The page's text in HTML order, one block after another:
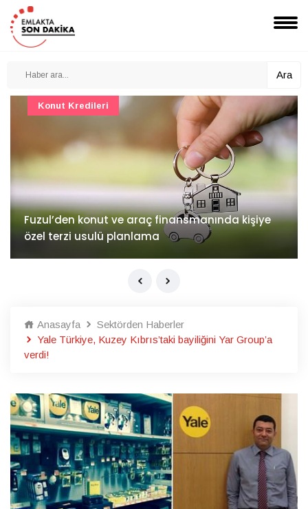
Ara
İv Kandilli'de yaşam yakında başlıyor
Konut Projeleri
Anasayfa
Sektörden Haberler
Yale Türkiye, Kuzey Kıbrıs’taki bayiliğini Yar Group’a
verdi!